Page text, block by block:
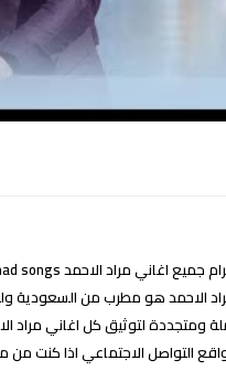
اغاني مراد الاحمد
الاحمد هو 2 اغنية و مراد الاحمد هو
لتوثيق كل اغاني مراد
التواصل الاجتماعي اذا كنت من